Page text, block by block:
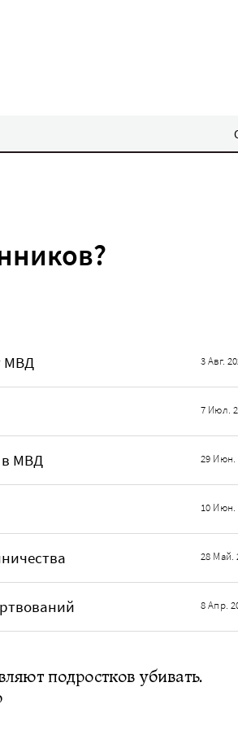
МВД 3 Авг.
7 Июл.
в МВД 29 Июн.
10 Июн.
28 Май.
8 Апр.
подростков убивать.